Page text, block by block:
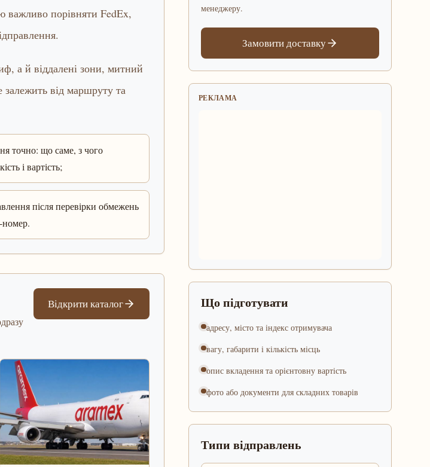
важливо порівняти FedEx,
а й віддалені зони, митний
залежить від маршруту та
точно: що саме, з чого
і вартість;
після перевірки обмежень
номер.
Відкрити каталог
менеджеру.
Замовити доставку
РЕКЛАМА
Що підготувати
адресу, місто та індекс отримувача
вагу, габарити і кількість місць
опис вкладення та орієнтовну вартість
фото або документи для складних товарів
Типи відправлень